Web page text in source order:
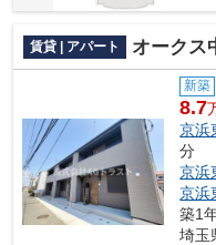
賃貸 | アパート オークス
新築
8.7
京浜
分
京浜
京浜
築1
埼玉